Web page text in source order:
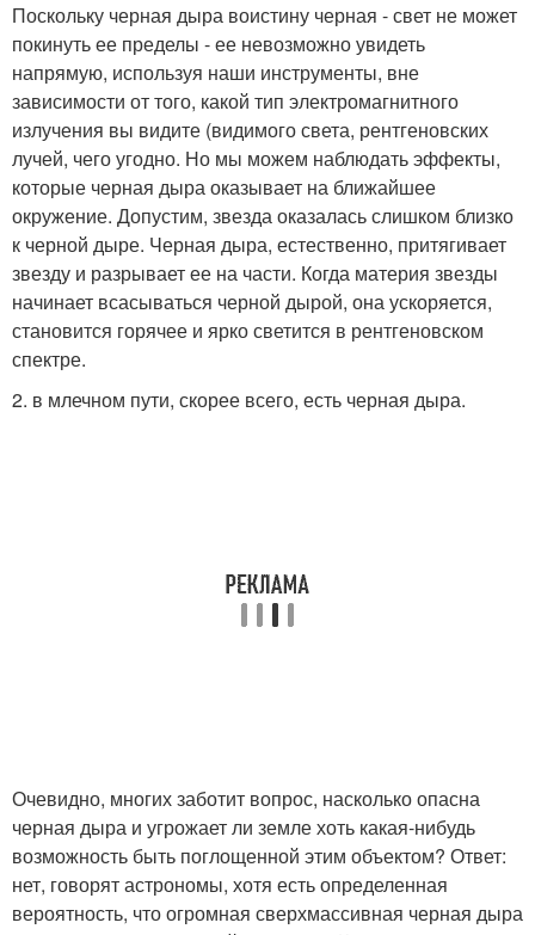
Поскольку черная дыра воистину черная - свет не может
покинуть ее пределы - ее невозможно увидеть
напрямую, используя наши инструменты, вне
зависимости от того, какой тип электромагнитного
излучения вы видите (видимого света, рентгеновских
лучей, чего угодно. Но мы можем наблюдать эффекты,
которые черная дыра оказывает на ближайшее
окружение. Допустим, звезда оказалась слишком близко
к черной дыре. Черная дыра, естественно, притягивает
звезду и разрывает ее на части. Когда материя звезды
начинает всасываться черной дырой, она ускоряется,
становится горячее и ярко светится в рентгеновском
спектре.
2. в млечном пути, скорее всего, есть черная дыра.
Очевидно, многих заботит вопрос, насколько опасна
черная дыра и угрожает ли земле хоть какая-нибудь
возможность быть поглощенной этим объектом? Ответ:
нет, говорят астрономы, хотя есть определенная
вероятность, что огромная сверхмассивная черная дыра